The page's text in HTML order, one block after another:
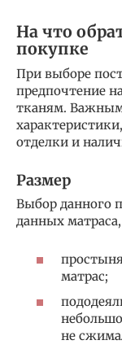
На что
покупке
При выборе
предпочтение
тканям.
отделки и
Размер
Выбор данного
данных
матрас;
не